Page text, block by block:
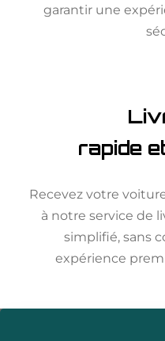
garantir une
rapide
Recevez votre
à notre service de
simplifié, sans
expérience